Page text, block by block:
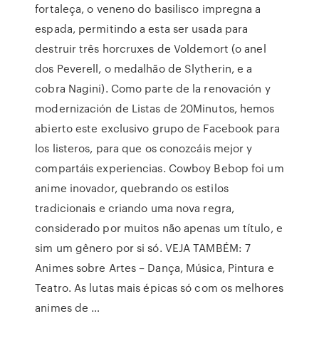
fortaleça, o veneno do basilisco impregna a
espada, permitindo a esta ser usada para
destruir três horcruxes de Voldemort (o anel
dos Peverell, o medalhão de Slytherin, e a
cobra Nagini). Como parte de la renovación y
modernización de Listas de 20Minutos, hemos
abierto este exclusivo grupo de Facebook para
los listeros, para que os conozcáis mejor y
compartáis experiencias. Cowboy Bebop foi um
anime inovador, quebrando os estilos
tradicionais e criando uma nova regra,
considerado por muitos não apenas um título, e
sim um gênero por si só. VEJA TAMBÉM: 7
Animes sobre Artes – Dança, Música, Pintura e
Teatro. As lutas mais épicas só com os melhores
animes de …